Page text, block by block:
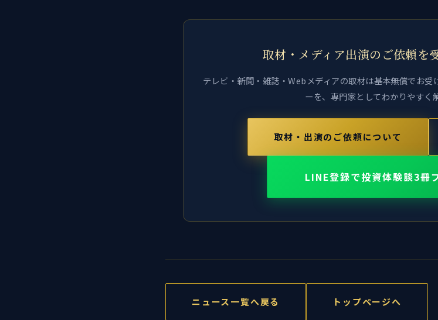
取材・メディア出演のご依頼を
テレビ・新聞・雑誌・Webメディアの取材は基本無償でお
ーを、専門家としてわかりやすく
取材・出演のご依頼について
LINE登録で投資体験談3冊
ニュース一覧へ戻る トップページへ